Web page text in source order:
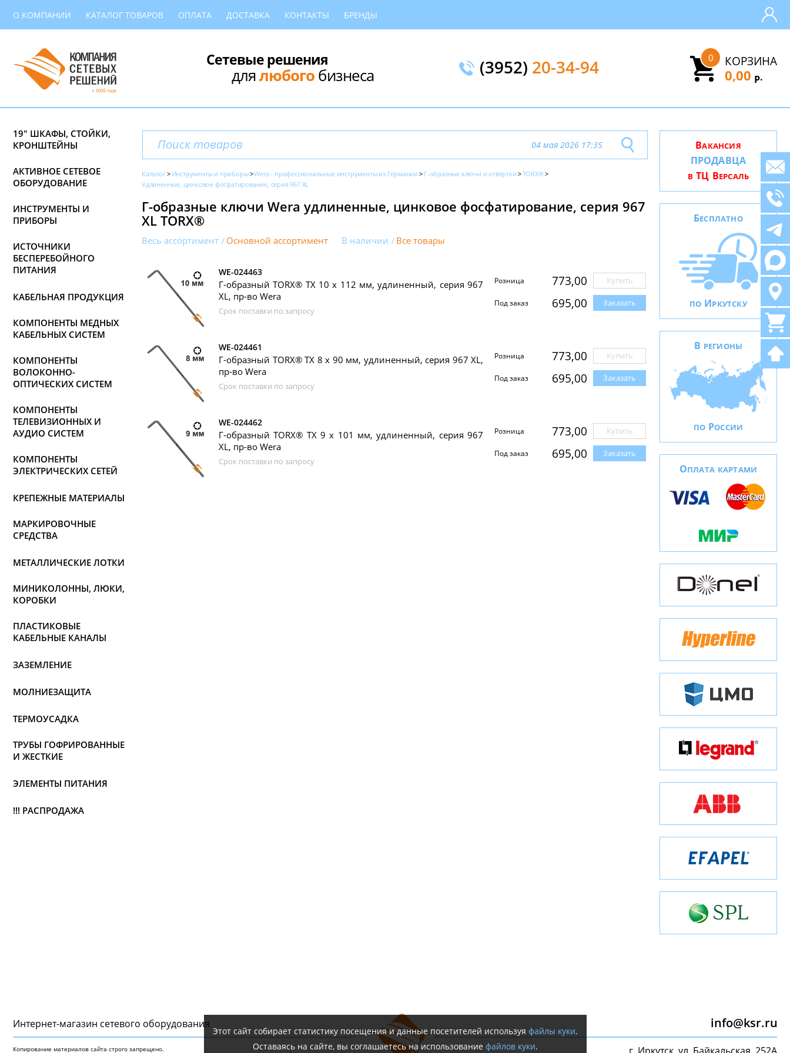
О КОМПАНИИ КАТАЛОГ ТОВАРОВ ОПЛАТА ДОСТАВКА КОНТАКТЫ БРЕНДЫ
Сетевые решения
длялюбогобизнеса (3952) 20-34-94 КОРЗИНА
0
0,00 Р.
19" ШКАФЫ, СТОЙКИ,
КРОНШТЕЙНЫ
АКТИВНОЕ СЕТЕВОЕ
ОБОРУДОВАНИЕ
ИНСТРУМЕНТЫ И
ПРИБОРЫ
ИСТОЧНИКИ
БЕСПЕРЕБОЙНОГО
ПИТАНИЯ
КАБЕЛЬНАЯ ПРОДУКЦИЯ
КОМПОНЕНТЫ МЕДНЫХ
КАБЕЛЬНЫХ СИСТЕМ
КОМПОНЕНТЫ
ВОЛОКОННО-
ОПТИЧЕСКИХ СИСТЕМ
КОМПОНЕНТЫ
ТЕЛЕВИЗИОННЫХ И
АУДИО СИСТЕМ
КОМПОНЕНТЫ
ЭЛЕКТРИЧЕСКИХ СЕТЕЙ
КРЕПЕЖНЫЕ МАТЕРИАЛЫ
МАРКИРОВОЧНЫЕ
СРЕДСТВА
МЕТАЛЛИЧЕСКИЕ ЛОТКИ
МИНИКОЛОННЫ, ЛЮКИ,
КОРОБКИ
ПЛАСТИКОВЫЕ
КАБЕЛЬНЫЕ КАНАЛЫ
ЗАЗЕМЛЕНИЕ
МОЛНИЕЗАЩИТА
ТЕРМОУСАДКА
ТРУБЫ ГОФРИРОВАННЫЕ
И ЖЕСТКИЕ
ЭЛЕМЕНТЫ ПИТАНИЯ
!!! РАСПРОДАЖА
04 мая 2026 17:35
Каталог Инструменты и приборы Wera - профессиональные инструменты из Германии Г-образные ключи и отвёртки
TORX®
Удлиненные, цинковое фосфатирование, серия 967 XL
Г-образные ключи Wera удлиненные, цинковое фосфатирование, серия 967
XL TORX®
Весь ассортимент Основной ассортимент В наличии Все товары
WE-024463
Г-образный TORX® TX 10 х 112 мм, удлиненный, серия 967
XL, пр-во Wera
Срок поставки по запросу
Розница 773,00 Купить
Под заказ 695,00 Заказать
WE-024461
Г-образный TORX® TX 8 х 90 мм, удлиненный, серия 967 XL,
пр-во Wera
Срок поставки по запросу
Розница 773,00 Купить
Под заказ 695,00 Заказать
WE-024462
Г-образный TORX® TX 9 х 101 мм, удлиненный, серия 967
XL, пр-во Wera
Срок поставки по запросу
Розница 773,00 Купить
Под заказ 695,00 Заказать
ВАКАНСИЯ
ПРОДАВЦА
В ТЦ ВЕРСАЛЬ
БЕСПЛАТНО
ПО ИРКУТСКУ
В РЕГИОНЫ
ПО РОССИИ
ОПЛАТА КАРТАМИ
Интернет-магазин сетeвого оборудования
Копирование материалов сайта строго запрещено.
info@ksr.ru
Этот сайт собирает статистику посещения и данные посетителей используя файлы куки.
Оставаясь на сайте, вы соглашаетесь на использование файлов куки.